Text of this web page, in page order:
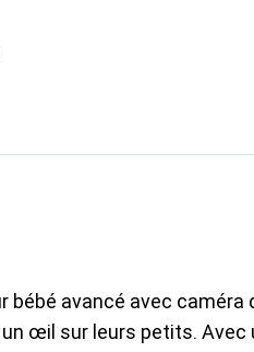
bébé avancé avec caméra
œil sur leurs petits. Avec